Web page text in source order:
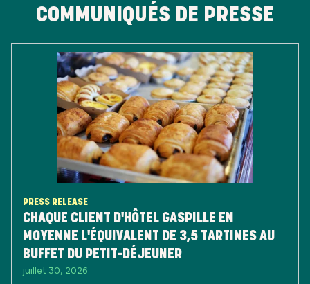
COMMUNIQUÉS DE PRESSE
PRESS RELEASE
CHAQUE CLIENT D'HÔTEL GASPILLE EN
MOYENNE L'ÉQUIVALENT DE 3,5 TARTINES AU
BUFFET DU PETIT-DÉJEUNER
juillet 30, 2026